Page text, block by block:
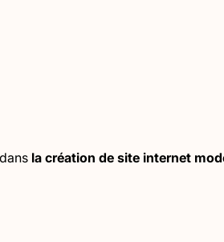
la création de site internet